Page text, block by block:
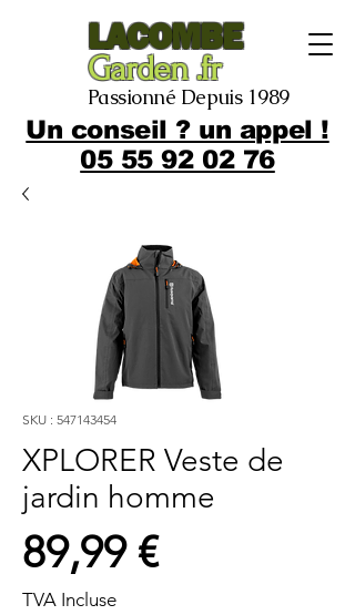
LACOMBE
Garden .fr
Passionné Depuis 1989
Un conseil ? un appel !
05 55 92 02 76
SKU : 547143454
XPLORER Veste de
jardin homme
89,99 €Prix
TVA Incluse